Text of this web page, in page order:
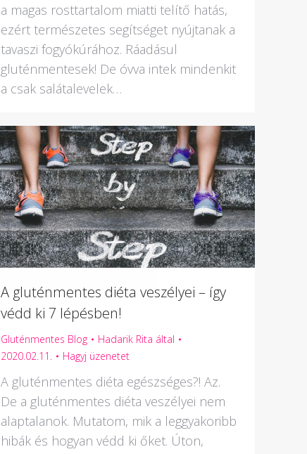
a magas rosttartalom miatti telítő hatás,
ezért természetes segítséget nyújtanak a
tavaszi fogyókúrához. Ráadásul
gluténmentesek! De óvva intek mindenkit
a csak salátalevelek…
A gluténmentes diéta veszélyei – így
védd ki 7 lépésben!
Gluténmentes Blog Hadarik Rita által
2020.02.11.
Hagyj üzenetet
A gluténmentes diéta egészséges?! Az.
De a gluténmentes diéta veszélyei nem
alaptalanok. Mutatom, mik a leggyakoribb
hibák és hogyan védd ki őket. Úton,